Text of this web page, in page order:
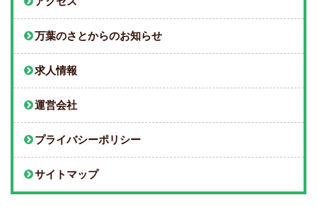
万葉のさとからのお知らせ
求人情報
運営会社
プライバシーポリシー
サイトマップ